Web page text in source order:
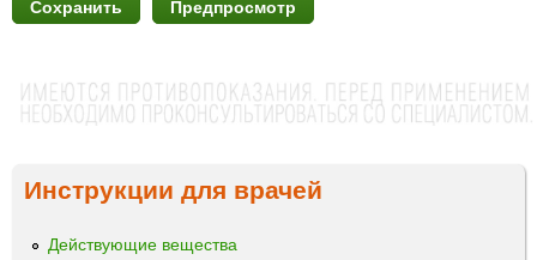
Инструкции для врачей
Действующие вещества